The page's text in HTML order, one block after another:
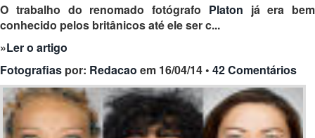
O trabalho do renomado fotógrafo Platon já era bem
conhecido pelos britânicos até ele ser c...
»Ler o artigo
Fotografias por: Redacao em 16/04/14 • 42 Comentários